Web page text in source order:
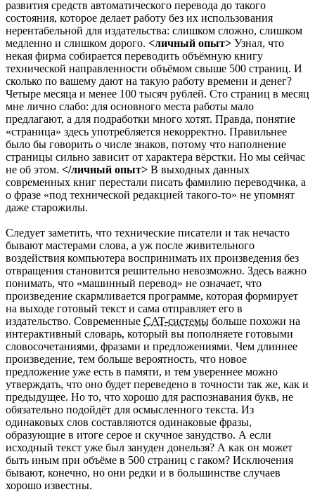
развития средств автоматического перевода до такого
состояния, которое делает работу без их использования
нерентабельной для издательства: слишком сложно, слишком
медленно и слишком дорого. <личный опыт> Узнал, что
некая фирма собирается переводить объёмную книгу
технической направленности объёмом свыше 500 страниц. И
сколько по вашему дают на такую работу времени и денег?
Четыре месяца и менее 100 тысяч рублей. Сто страниц в месяц
мне лично слабо: для основного места работы мало
предлагают, а для подработки много хотят. Правда, понятие
«страница» здесь употребляется некорректно. Правильнее
было бы говорить о числе знаков, потому что наполнение
страницы сильно зависит от характера вёрстки. Но мы сейчас
не об этом. </личный опыт> В выходных данных
современных книг перестали писать фамилию переводчика, а
о фразе «под технической редакцией такого-то» не упомнят
даже старожилы.
Следует заметить, что технические писатели и так нечасто
бывают мастерами слова, а уж после живительного
воздействия компьютера воспринимать их произведения без
отвращения становится решительно невозможно. Здесь важно
понимать, что «машинный перевод» не означает, что
произведение скармливается программе, которая формирует
на выходе готовый текст и сама отправляет его в
издательство. Современные CAT-системы больше похожи на
интерактивный словарь, который вы пополняете готовыми
словосочетаниями, фразами и предложениями. Чем длиннее
произведение, тем больше вероятность, что новое
предложение уже есть в памяти, и тем увереннее можно
утверждать, что оно будет переведено в точности так же, как и
предыдущее. Но то, что хорошо для распознавания букв, не
обязательно подойдёт для осмысленного текста. Из
одинаковых слов составляются одинаковые фразы,
образующие в итоге серое и скучное занудство. А если
исходный текст уже был зануден донельзя? А как он может
быть иным при объёме в 500 страниц с гаком? Исключения
бывают, конечно, но они редки и в большинстве случаев
хорошо известны.